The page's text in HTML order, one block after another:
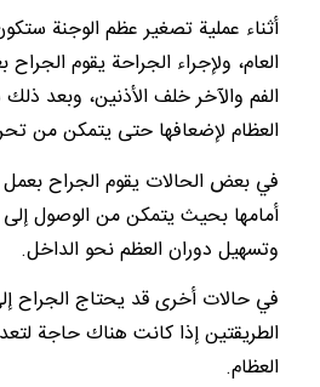
أثناء عملية تصغير عظم الوجنة
العام، ولإجراء الجراحة يقوم
الفم والآخر خلف الأذنين، وبعد
العظام لإضعافها حتى يتمكن من
في بعض الحالات يقوم الجراح
أمامها بحيث يتمكن من الوصول
وتسهيل دوران العظم نحو الداخل.
في حالات أخرى قد يحتاج الجراح
الطريقتين إذا كانت هناك حاجة
العظام.